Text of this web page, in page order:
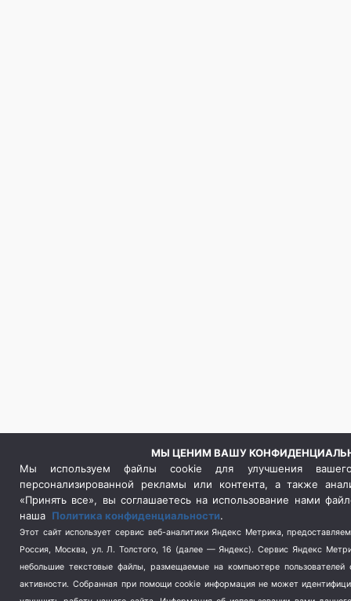
МЫ ЦЕНИМ ВАШУ
Мы используем файлы cookie для улучшения
персонализированной рекламы или контента, а также
«Принять все», вы соглашаетесь на использование нами
наша Политика конфиденциальности.
Этот сайт использует сервис веб-аналитики Яндекс Метрика,
Россия, Москва, ул. Л. Толстого, 16 (далее — Яндекс). Сервис Яндекс
небольшие текстовые файлы, размещаемые на компьютере пользователей
активности. Собранная при помощи cookie информация не может